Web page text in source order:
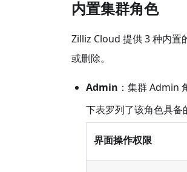
内置集群角色
Zilliz Cloud 提供 3 种内置
或删除。
Admin ：集群 Admin
下表罗列了该角色具备
界面操作权限